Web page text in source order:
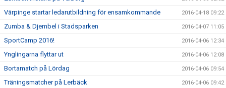
Värpinge startar ledarutbildning för ensamkommande 2016-04-18 09:22
Zumba & Djembel i Stadsparken 2016-04-07 11:05
SportCamp 2016! 2016-04-06 12:34
Ynglingarna flyttar ut 2016-04-06 12:08
Bortamatch på Lördag 2016-04-06 09:54
Träningsmatcher på Lerbäck 2016-04-06 09:42